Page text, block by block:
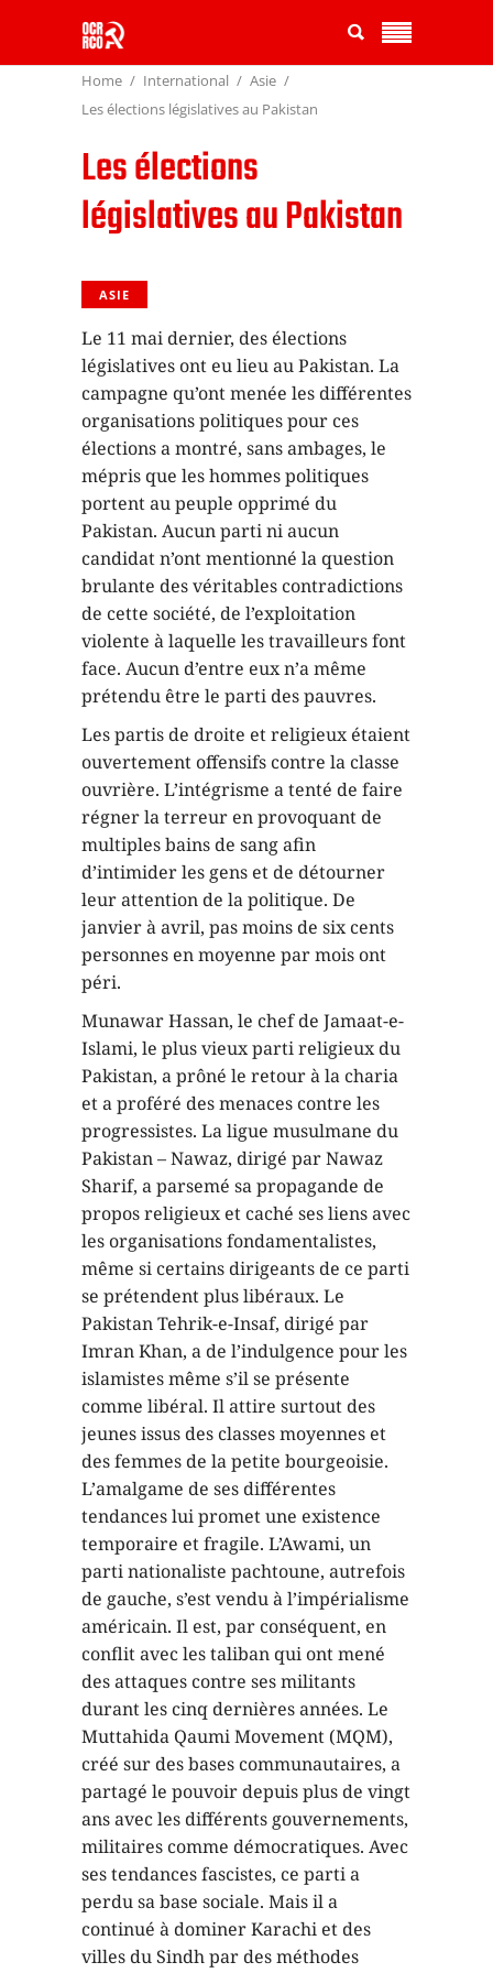
Home International
Asie
Les élections législatives au Pakistan
Les élections
législatives au Pakistan
ASIE
Le 11 mai dernier, des élections
législatives ont eu lieu au Pakistan. La
campagne qu’ont menée les différentes
organisations politiques pour ces
élections a montré, sans ambages, le
mépris que les hommes politiques
portent au peuple opprimé du
Pakistan. Aucun parti ni aucun
candidat n’ont mentionné la question
brulante des véritables contradictions
de cette société, de l’exploitation
violente à laquelle les travailleurs font
face. Aucun d’entre eux n’a même
prétendu être le parti des pauvres.
Les partis de droite et religieux étaient
ouvertement offensifs contre la classe
ouvrière. L’intégrisme a tenté de faire
régner la terreur en provoquant de
multiples bains de sang afin
d’intimider les gens et de détourner
leur attention de la politique. De
janvier à avril, pas moins de six cents
personnes en moyenne par mois ont
péri.
Munawar Hassan, le chef de Jamaat-e-
Islami, le plus vieux parti religieux du
Pakistan, a prôné le retour à la charia
et a proféré des menaces contre les
progressistes. La ligue musulmane du
Pakistan – Nawaz, dirigé par Nawaz
Sharif, a parsemé sa propagande de
propos religieux et caché ses liens avec
les organisations fondamentalistes,
même si certains dirigeants de ce parti
se prétendent plus libéraux. Le
Pakistan Tehrik-e-Insaf, dirigé par
Imran Khan, a de l’indulgence pour les
islamistes même s’il se présente
comme libéral. Il attire surtout des
jeunes issus des classes moyennes et
des femmes de la petite bourgeoisie.
L’amalgame de ses différentes
tendances lui promet une existence
temporaire et fragile. L’Awami, un
parti nationaliste pachtoune, autrefois
de gauche, s’est vendu à l’impérialisme
américain. Il est, par conséquent, en
conflit avec les taliban qui ont mené
des attaques contre ses militants
durant les cinq dernières années. Le
Muttahida Qaumi Movement (MQM),
créé sur des bases communautaires, a
partagé le pouvoir depuis plus de vingt
ans avec les différents gouvernements,
militaires comme démocratiques. Avec
ses tendances fascistes, ce parti a
perdu sa base sociale. Mais il a
continué à dominer Karachi et des
villes du Sindh par des méthodes